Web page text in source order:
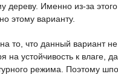
дереву. Именно из-за
этому варианту.
то, что данный вариант
на устойчивость к влаге,
режима. Поэтому